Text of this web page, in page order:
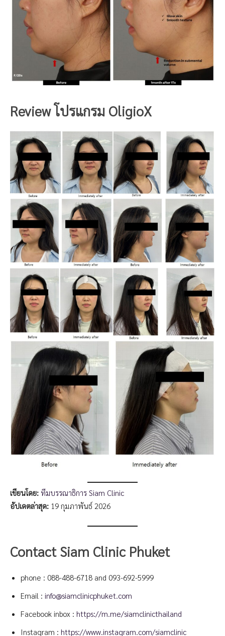
Review โปรแกรม OligioX
เขียนโดย: ทีมบรรณาธิการ Siam Clinic
อัปเดตล่าสุด: 19 กุมภาพันธ์ 2026
Contact Siam Clinic Phuket
phone : 088-488-6718 and 093-692-5999
Email : info@siamclinicphuket.com
Facebook inbox : https://m.me/siamclinicthailand
Instagram : https://www.instagram.com/siamclinic